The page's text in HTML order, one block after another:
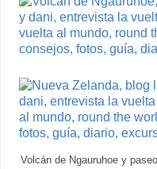
Volcán de Ngauruhoe y